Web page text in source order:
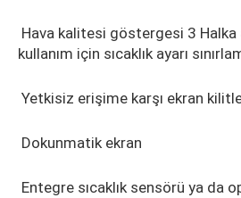
Hava kalitesi göstergesi 3 Halka
kullanım için sıcaklık ayarı
Yetkisiz erişime karşı ekran
Dokunmatik ekran
Entegre sıcaklık sensörü ya da